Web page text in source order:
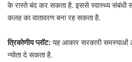
के रास्ते बंद कर सकता है. इससे स्वास्थ्य संबंधी
कलह का वातावरण बना रह सकता है.
त्रिकोणीय प्लॉट:यह आकार सरकारी समस्याओं
न्योता दे सकता है.